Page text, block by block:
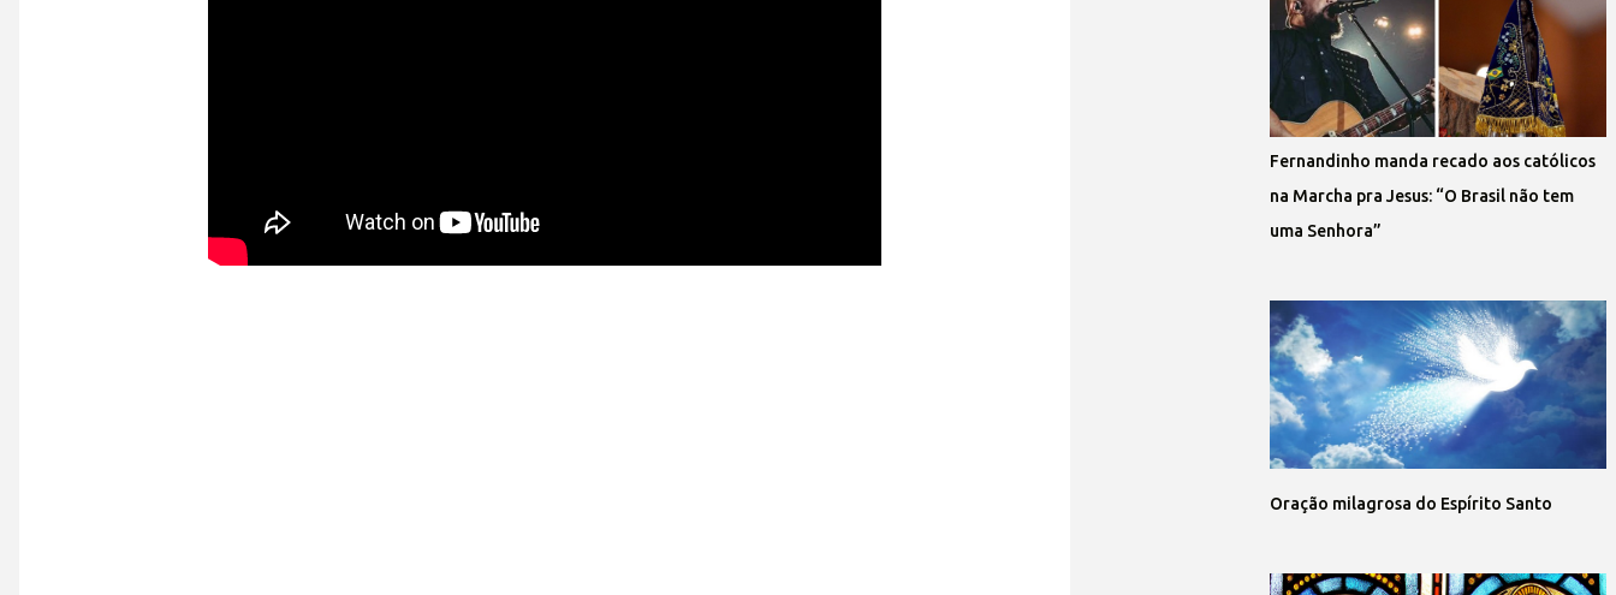
Fernandinho manda recado aos católicos
na Marcha pra Jesus: “O Brasil não tem
uma Senhora”
Oração milagrosa do Espírito Santo